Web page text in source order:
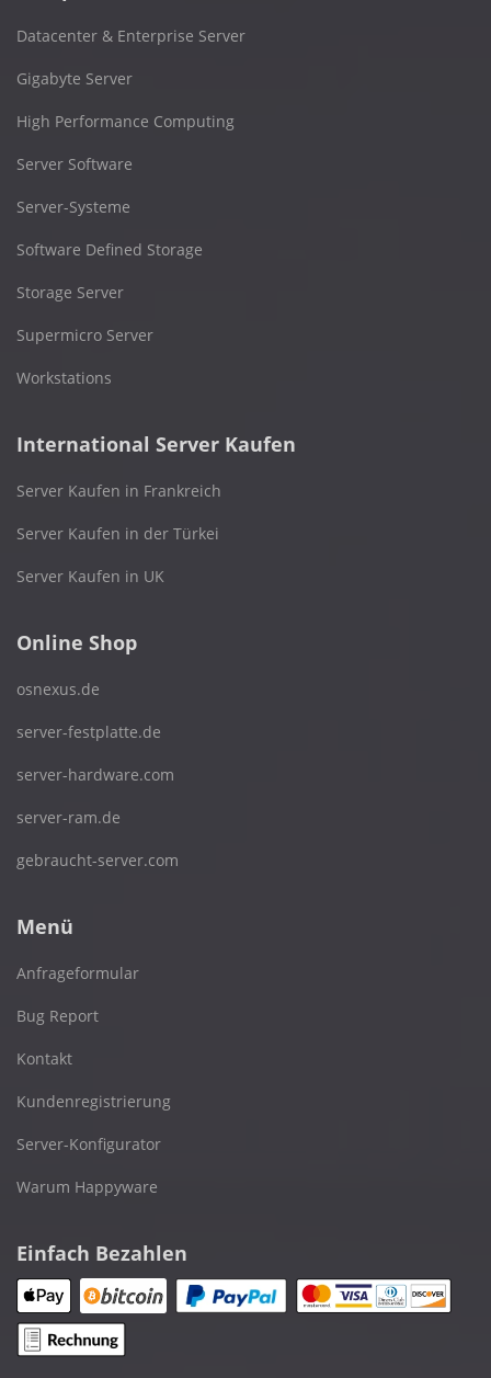
Datacenter & Enterprise Server
Gigabyte Server
High Performance Computing
Server Software
Server-Systeme
Software Defined Storage
Storage Server
Supermicro Server
Workstations
International Server Kaufen
Server Kaufen in Frankreich
Server Kaufen in der Türkei
Server Kaufen in UK
Online Shop
osnexus.de
server-festplatte.de
server-hardware.com
server-ram.de
gebraucht-server.com
Menü
Anfrageformular
Bug Report
Kontakt
Kundenregistrierung
Server-Konfigurator
Warum Happyware
Einfach Bezahlen